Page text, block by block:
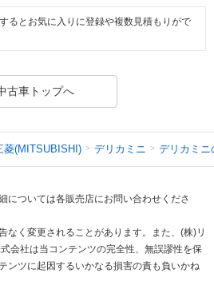
するとお気に入りに登録や複数見積もりがで
古車トップへ
菱(MITSUBISHI) デリカミニ デリカミニ
については各販売店にお問い合わせくださ
なく変更されることがあります。また、(株)リ
会社は当コンテンツの完全性、無誤謬性を保
ンツに起因するいかなる損害の責も負いかね